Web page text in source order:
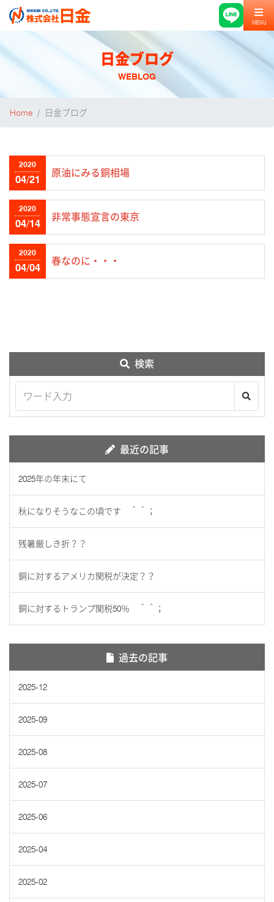
MENU
日金ブログ
WEBLOG
Home 日金ブログ
2020
04/21
原油にみる銅相場
2020
04/14
非常事態宣言の東京
2020
04/04
春なのに・・・
検索
最近の記事
2025年の年末にて
秋になりそうなこの頃です ＾＾；
残暑厳しき折？？
銅に対するアメリカ関税が決定？？
銅に対するトランプ関税50％ ＾＾；
過去の記事
2025-12
2025-09
2025-08
2025-07
2025-06
2025-04
2025-02